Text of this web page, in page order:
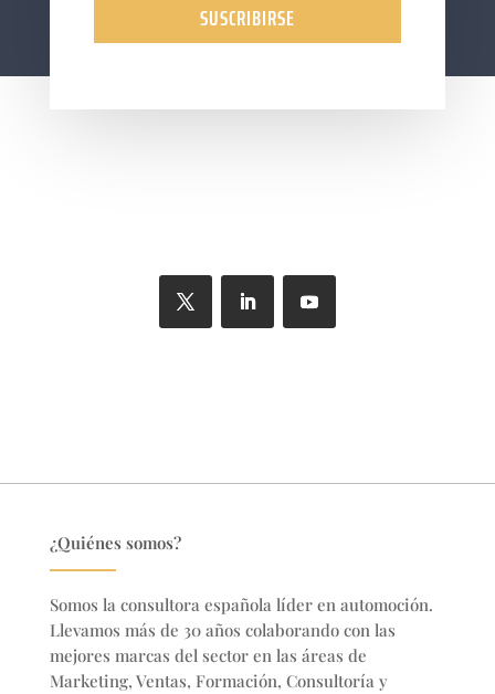
SUSCRIBIRSE
¿Quiénes somos?
Somos la consultora española líder en automoción.
Llevamos más de 30 años colaborando con las
mejores marcas del sector en las áreas de
Marketing, Ventas, Formación, Consultoría y